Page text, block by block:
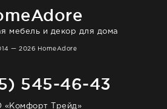
мебель и декор для дома
— 2026 HomeAdore
545-46-43
«Комфорт Трейд»